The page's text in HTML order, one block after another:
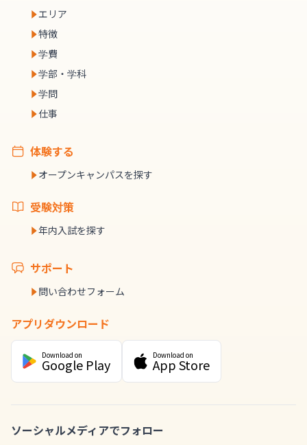
エリア
特徴
学費
学部・学科
学問
仕事
体験する
オープンキャンパスを探す
受験対策
年内入試を探す
サポート
問い合わせフォーム
アプリダウンロード
Download on
Google Play
Download on
App Store
ソーシャルメディアでフォロー